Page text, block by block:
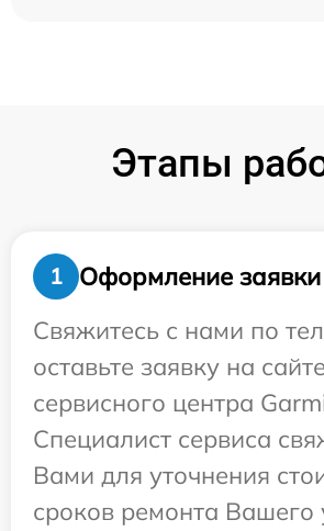
Этапы
1
Оформление заявки
Свяжитесь с нами по
оставьте заявку на сайте
сервисного центра
Специалист сервиса
Вами для уточнения
сроков ремонта Вашего